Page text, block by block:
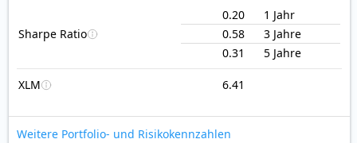
Sharpe Ratio
0.20
1 Jahr
0.58
3 Jahre
0.31
5 Jahre
XLM 6.41
Weitere Portfolio- und Risikokennzahlen